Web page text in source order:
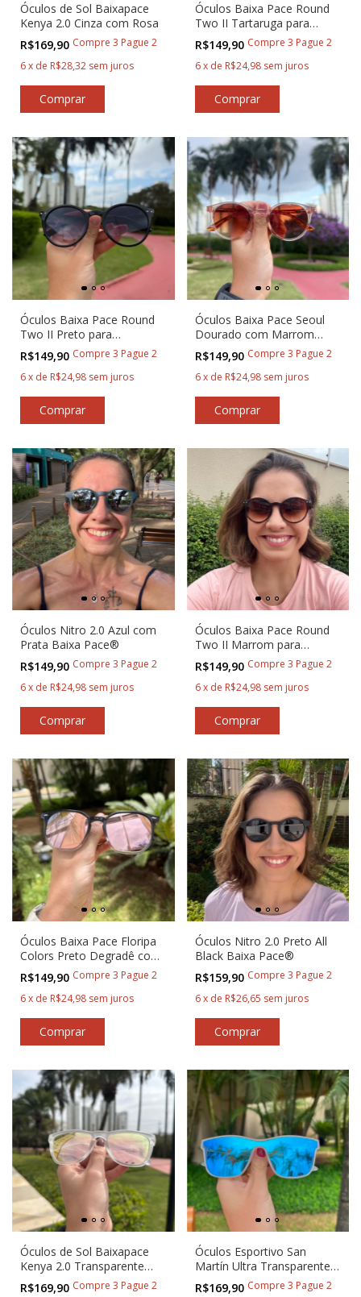
Óculos de Sol Baixapace
Kenya 2.0 Cinza com Rosa
R$169,90 Compre 3 Pague 2
6x de R$28,32 sem juros
Óculos Baixa Pace Round
Two II Tartaruga para
Corredores
R$149,90 Compre 3 Pague 2
6 x de R$24,98 sem juros
Óculos Baixa Pace Round
Two II Preto para
Corredores
R$149,90 Compre 3 Pague 2
6x de R$24,98 sem juros
Óculos Baixa Pace Seoul
Dourado com Marrom
Degradê
R$149,90 Compre 3 Pague 2
6 x de R$24,98 sem juros
Óculos Nitro 2.0 Azul com
Prata Baixa Pace®
R$149,90 Compre 3 Pague 2
6x de R$24,98 sem juros
Óculos Baixa Pace Round
Two II Marrom para
Corredores
R$149,90 Compre 3 Pague 2
6 x de R$24,98 sem juros
Óculos Baixa Pace Floripa
Colors Preto Degradê com
Rosa
R$149,90 Compre 3 Pague 2
6x de R$24,98 sem juros
Óculos Nitro 2.0 Preto All
Black Baixa Pace®
R$159,90 Compre 3 Pague 2
6 x de R$26,65 sem juros
Óculos de Sol Baixapace
Kenya 2.0 Transparente
com Rosa
R$169,90 Compre 3 Pague 2
Óculos Esportivo San
Martín Ultra Transparente
com Azul
R$169,90 Compre 3 Pague 2